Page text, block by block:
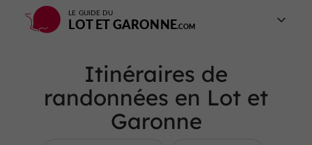
LE GUIDE DU
LOT ET GARONNE
Itinéraires de
randonnées en Lot et
Garonne